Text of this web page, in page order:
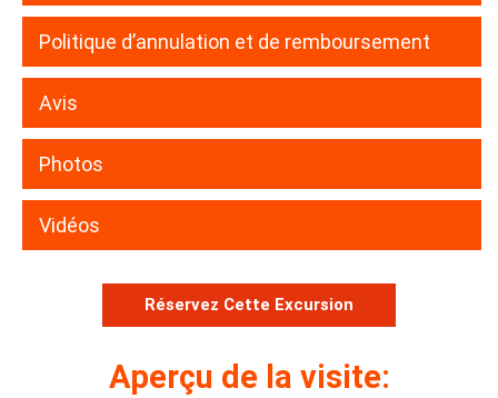
Politique d’annulation et de remboursement
Avis
Photos
Vidéos
Réservez Cette Excursion
Aperçu de la visite: